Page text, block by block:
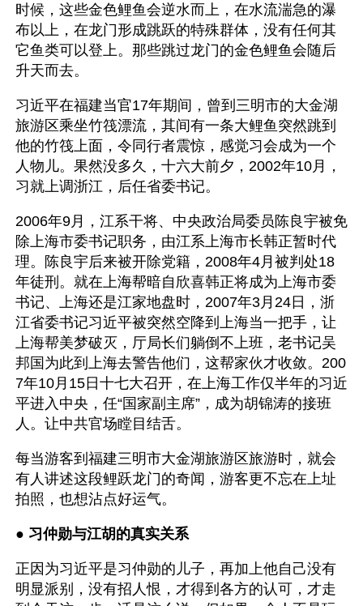
时候，这些金色鲤鱼会逆水而上，在水流湍急的瀑
布以上，在龙门形成跳跃的特殊群体，没有任何其
它鱼类可以登上。那些跳过龙门的金色鲤鱼会随后
升天而去。
习近平在福建当官17年期间，曾到三明市的大金湖
旅游区乘坐竹筏漂流，其间有一条大鲤鱼突然跳到
他的竹筏上面，令同行者震惊，感觉习会成为一个
人物儿。果然没多久，十六大前夕，2002年10月，
习就上调浙江，后任省委书记。
2006年9月，江系干将、中央政治局委员陈良宇被免
除上海市委书记职务，由江系上海市长韩正暂时代
理。陈良宇后来被开除党籍，2008年4月被判处18
年徒刑。就在上海帮暗自欣喜韩正将成为上海市委
书记、上海还是江家地盘时，2007年3月24日，浙
江省委书记习近平被突然空降到上海当一把手，让
上海帮美梦破灭，厅局长们躺倒不上班，老书记吴
邦国为此到上海去警告他们，这帮家伙才收敛。200
7年10月15日十七大召开，在上海工作仅半年的习近
平进入中央，任“国家副主席”，成为胡锦涛的接班
人。让中共官场瞠目结舌。
每当游客到福建三明市大金湖旅游区旅游时，就会
有人讲述这段鲤跃龙门的奇闻，游客更不忘在上址
拍照，也想沾点好运气。
● 习仲勋与江胡的真实关系
正因为习近平是习仲勋的儿子，再加上他自己没有
明显派别，没有招人恨，才得到各方的认可，才走